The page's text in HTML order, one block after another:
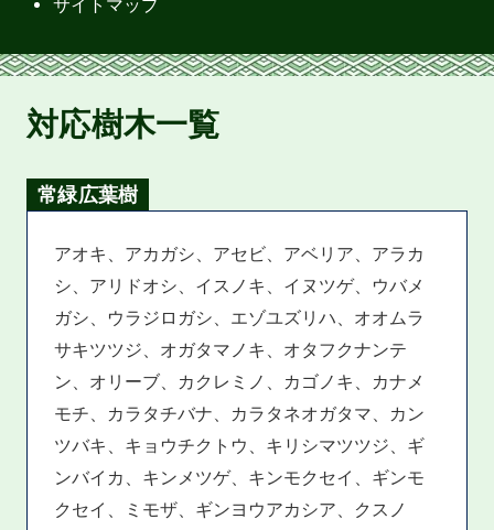
サイトマップ
対応樹木一覧
常緑広葉樹
アオキ、アカガシ、アセビ、アベリア、アラカ
シ、アリドオシ、イスノキ、イヌツゲ、ウバメ
ガシ、ウラジロガシ、エゾユズリハ、オオムラ
サキツツジ、オガタマノキ、オタフクナンテ
ン、オリーブ、カクレミノ、カゴノキ、カナメ
モチ、カラタチバナ、カラタネオガタマ、カン
ツバキ、キョウチクトウ、キリシマツツジ、ギ
ンバイカ、キンメツゲ、キンモクセイ、ギンモ
クセイ、ミモザ、ギンヨウアカシア、クスノ